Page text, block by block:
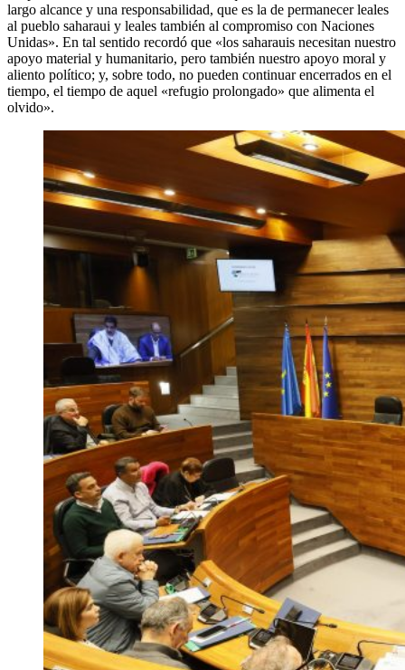
largo alcance y una responsabilidad, que es la de permanecer leales
al pueblo saharaui y leales también al compromiso con Naciones
Unidas». En tal sentido recordó que «los saharauis necesitan nuestro
apoyo material y humanitario, pero también nuestro apoyo moral y
aliento político; y, sobre todo, no pueden continuar encerrados en el
tiempo, el tiempo de aquel «refugio prolongado» que alimenta el
olvido».